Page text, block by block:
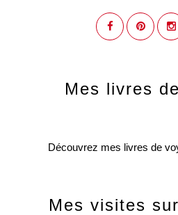
Mes livres
Découvrez mes livres de
Mes visites